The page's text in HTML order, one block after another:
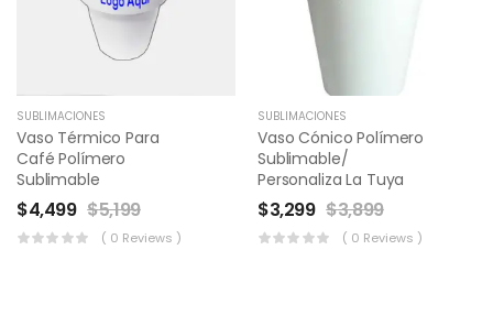
SUBLIMACIONES
Vaso Térmico Para
Café Polímero
Sublimable
$4,499 $5,199
( 0 Reviews )
SUBLIMACIONES
Vaso Cónico Polímero
Sublimable/
Personaliza La Tuya
$3,299 $3,899
( 0 Reviews )